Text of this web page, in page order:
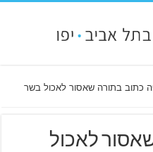
כתוב בתורה שאסור לאכול בשר
לאכול